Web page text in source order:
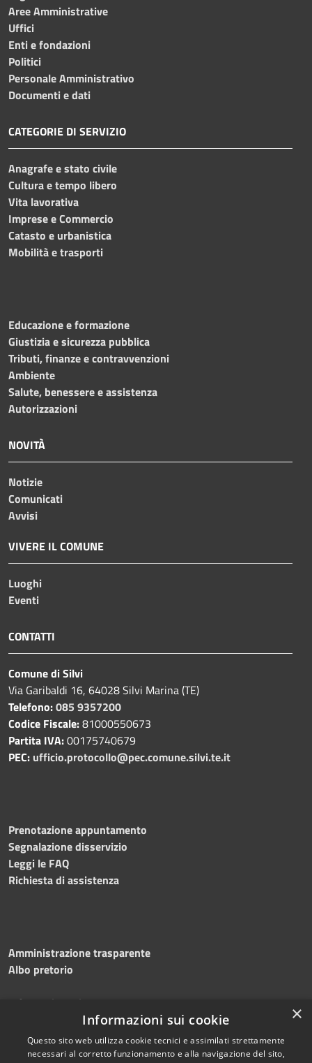
Aree Amministrative
Uffici
Enti e fondazioni
Politici
Personale Amministrativo
Documenti e dati
CATEGORIE DI SERVIZIO
Anagrafe e stato civile
Cultura e tempo libero
Vita lavorativa
Imprese e Commercio
Catasto e urbanistica
Mobilità e trasporti
Educazione e formazione
Giustizia e sicurezza pubblica
Tributi, finanze e contravvenzioni
Ambiente
Salute, benessere e assistenza
Autorizzazioni
NOVITÀ
Notizie
Comunicati
Avvisi
VIVERE IL COMUNE
Luoghi
Eventi
CONTATTI
Comune di Silvi
Via Garibaldi 16, 64028 Silvi Marina (TE)
Telefono:085 9357200
Codice Fiscale:81000550673
Partita IVA:00175740679
PEC: ufficio.protocollo@pec.comune.silvi.te.it
Prenotazione appuntamento
Segnalazione disservizio
Leggi le FAQ
Richiesta di assistenza
Amministrazione trasparente
Albo pretorio
Informativa privacy
Dichiarazione di accessibilità
×
Informazioni sui cookie
Questo sito web utilizza cookie tecnici e assimilati strettamente
necessari al corretto funzionamento e alla navigazione del sito,